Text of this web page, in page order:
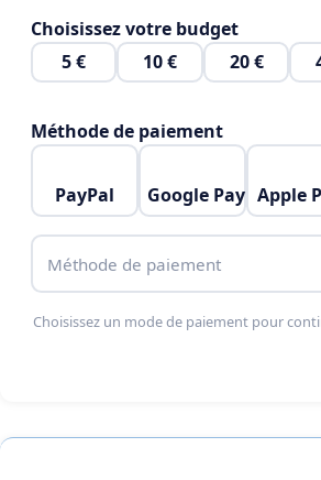
Choisissez votre budget
5 €
10 € 20 €
Méthode de paiement
PayPal Google Pay Apple
Méthode de paiement
Choisissez un mode de paiement pour